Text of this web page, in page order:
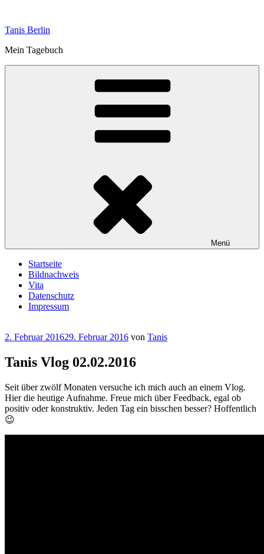
springen
Tanis Berlin
Mein Tagebuch
Menü
Startseite
Bildnachweis
Vita
Datenschutz
Impressum
Veröffentlicht
2. Februar 201629. Februar 2016 von Tanis
Tanis Vlog 02.02.2016
Seit über zwölf Monaten versuche ich mich auch an einem Vlog.
Hier die heutige Aufnahme. Freue mich über Feedback, egal ob
positiv oder konstruktiv. Jeden Tag ein bisschen besser? Hoffentlich
😉